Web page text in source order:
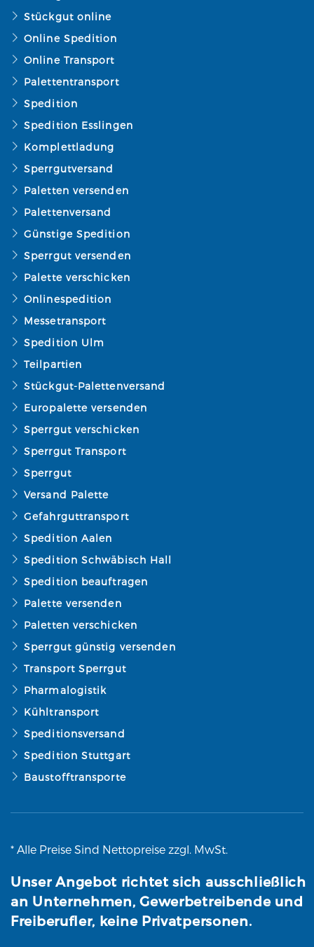
Stückgut online
Online Spedition
Online Transport
Palettentransport
Spedition
Spedition Esslingen
Komplettladung
Sperrgutversand
Paletten versenden
Palettenversand
Günstige Spedition
Sperrgut versenden
Palette verschicken
Onlinespedition
Messetransport
Spedition Ulm
Teilpartien
Stückgut-Palettenversand
Europalette versenden
Sperrgut verschicken
Sperrgut Transport
Sperrgut
Versand Palette
Gefahrguttransport
Spedition Aalen
Spedition Schwäbisch Hall
Spedition beauftragen
Palette versenden
Paletten verschicken
Sperrgut günstig versenden
Transport Sperrgut
Pharmalogistik
Kühltransport
Speditionsversand
Spedition Stuttgart
Baustofftransporte
* Alle Preise Sind Nettopreise zzgl. MwSt.
Unser Angebot richtet sich ausschließlich
an Unternehmen, Gewerbetreibende und
Freiberufler, keine Privatpersonen.